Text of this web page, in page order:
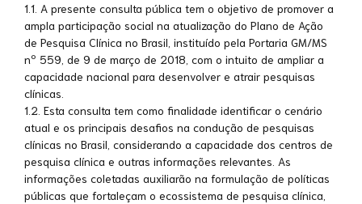
1.1. A presente consulta pública tem o objetivo de promover a
ampla participação social na atualização do Plano de Ação
de Pesquisa Clínica no Brasil, instituído pela Portaria GM/MS
nº 559, de 9 de março de 2018, com o intuito de ampliar a
capacidade nacional para desenvolver e atrair pesquisas
clínicas.
1.2. Esta consulta tem como finalidade identificar o cenário
atual e os principais desafios na condução de pesquisas
clínicas no Brasil, considerando a capacidade dos centros de
pesquisa clínica e outras informações relevantes. As
informações coletadas auxiliarão na formulação de políticas
públicas que fortaleçam o ecossistema de pesquisa clínica,